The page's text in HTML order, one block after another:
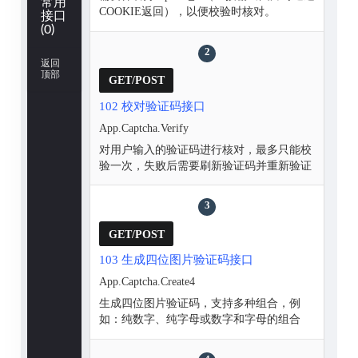
常用
接口
(0)
返回
顶部
COOKIE返回），以便校验时核对。
2
GET/POST
102 校对验证码接口
App.Captcha.Verify
对用户输入的验证码进行核对，最多只能校
验一次，失败后需要刷新验证码并重新验证
3
GET/POST
103 生成四位图片验证码接口
App.Captcha.Create4
生成四位图片验证码，支持多种组合，例
如：纯数字、纯字母或数字和字母的组合